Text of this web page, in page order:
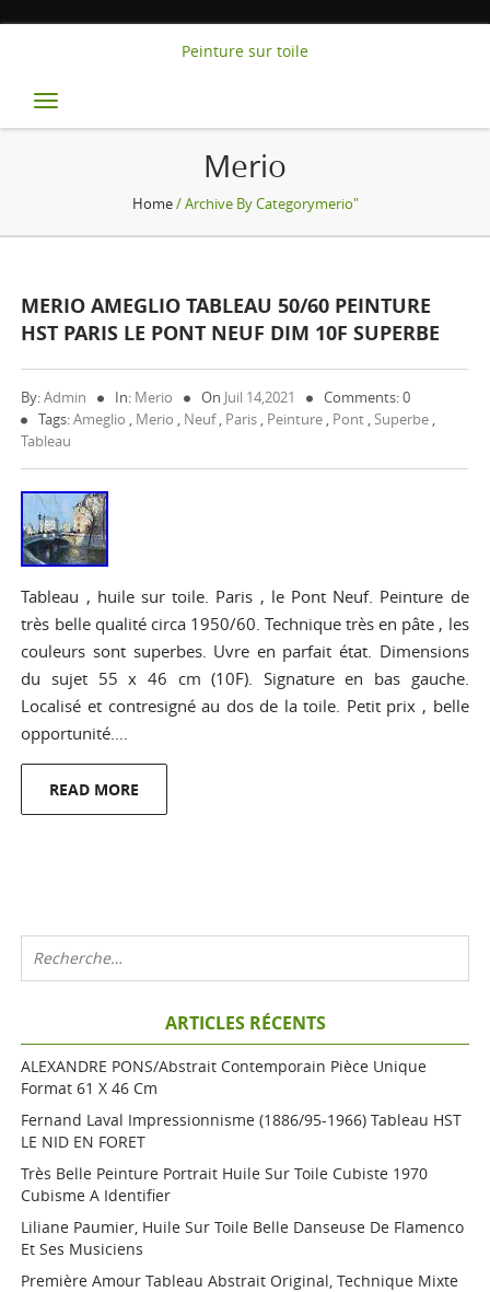
Peinture sur toile
Toggle
navigation
Merio
Home/ Archive By Categorymerio"
MERIO AMEGLIO TABLEAU 50/60 PEINTURE
HST PARIS LE PONT NEUF DIM 10F SUPERBE
By:Admin In: Merio On Juil 14,2021
Comments: 0
Tags:Ameglio , Merio , Neuf, Paris , Peinture , Pont ,Superbe ,
Tableau
Tableau , huile sur toile. Paris , le Pont Neuf. Peinture de
très belle qualité circa 1950/60. Technique très en pâte , les
couleurs sont superbes. Uvre en parfait état. Dimensions
du sujet 55 x 46 cm (10F). Signature en bas gauche.
Localisé et contresigné au dos de la toile. Petit prix , belle
opportunité….
READ MORE
ARTICLES RÉCENTS
ALEXANDRE PONS/Abstrait Contemporain Pièce Unique
Format 61 X 46 Cm
Fernand Laval Impressionnisme (1886/95-1966) Tableau HST
LE NID EN FORET
Très Belle Peinture Portrait Huile Sur Toile Cubiste 1970
Cubisme A Identifier
Liliane Paumier, Huile Sur Toile Belle Danseuse De Flamenco
Et Ses Musiciens
Première Amour Tableau Abstrait Original, Technique Mixte